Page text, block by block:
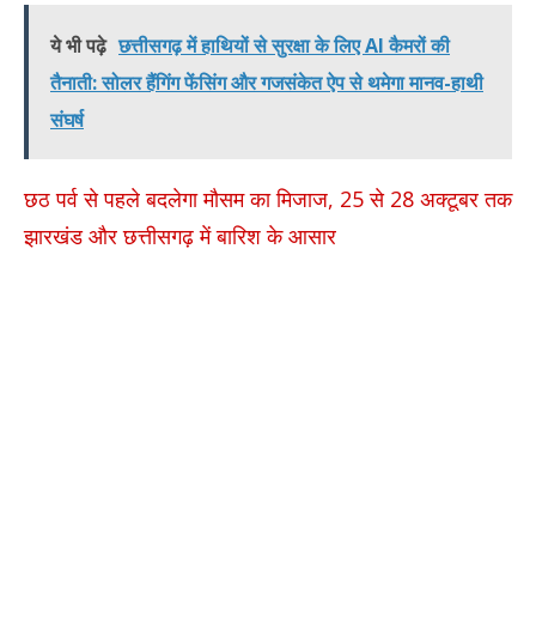
ये भी पढ़े छत्तीसगढ़ में हाथियों से सुरक्षा के लिए AI कैमरों की
तैनाती: सोलर हैंगिंग फेंसिंग और गजसंकेत ऐप से थमेगा मानव-हाथी
संघर्ष
छठ पर्व से पहले बदलेगा मौसम का मिजाज, 25 से 28 अक्टूबर तक
झारखंड और छत्तीसगढ़ में बारिश के आसार